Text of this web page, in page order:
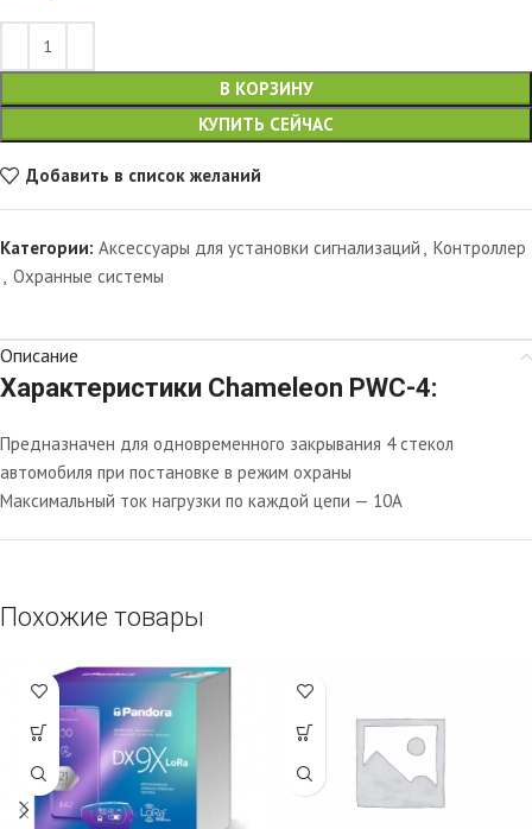
В КОРЗИНУ
КУПИТЬ СЕЙЧАС
Добавить в список желаний
Категории: Аксессуары для установки сигнализаций , Контроллер
, Охранные системы
Описание
Характеристики Chameleon PWC-4:
Предназначен для одновременного закрывания 4 стекол
автомобиля при постановке в режим охраны
Максимальный ток нагрузки по каждой цепи — 10А
Похожие товары